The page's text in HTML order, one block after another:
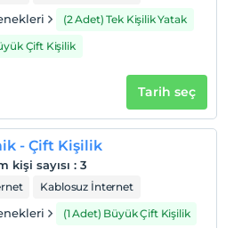
ücretsizdir.
kadar 1 çocuk ücretsizdir
(2 Adet) Tek Kişilik Yatak
Çift Kişilik
Tarih seç
- Çift Kişilik
kişi sayısı : 3
Kablosuz İnternet
(1 Adet) Büyük Çift Kişilik